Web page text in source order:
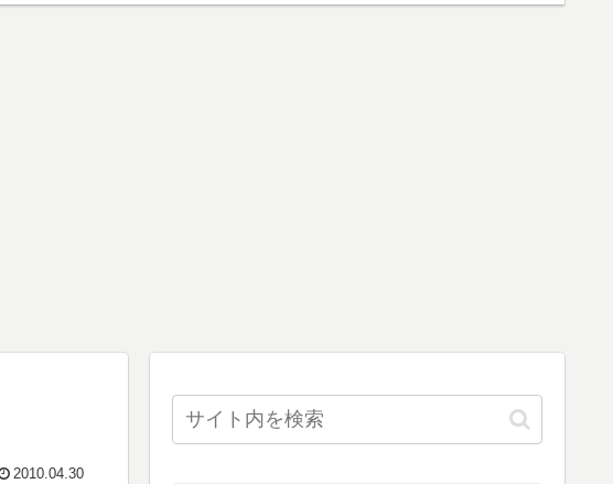
2010.04.30